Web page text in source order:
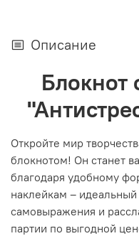
Описание
Блокнот
Откройте мир
блокнотом! Он станет
благодаря удобному
наклейкам –
самовыражения и
партии по выгодной